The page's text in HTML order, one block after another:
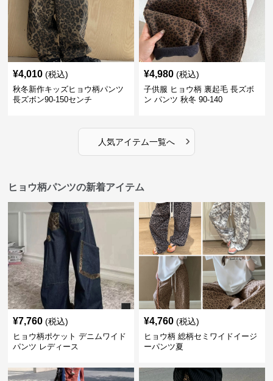
¥4,010 (税込)
秋冬新作キッズヒョウ柄パンツ
長ズボン90-150センチ
¥4,980 (税込)
子供服 ヒョウ柄 裏起毛 長ズボ
ン パンツ 秋冬 90-140
人気アイテム一覧へ ›
ヒョウ柄パンツの新着アイテム
¥7,760 (税込)
ヒョウ柄ポケット デニムワイド
パンツ レディース
¥4,760 (税込)
ヒョウ柄 総柄セミワイドイージ
ーパンツ夏